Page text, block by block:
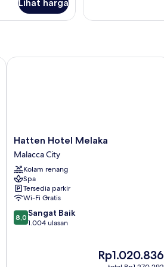
Lihat harga
Bebas
Asap
Suite
tidur,
Hatten
Hotel
Melaka
Malacca
City
Hatten Hotel Melaka
Malacca City
Kolam renang
Spa
Tersedia parkir
Wi-Fi Gratis
8.0
dari
8,0 Sangat Baik
1.004 ulasan
Harga
sekarang
Rp1.020.836
Hatten Hotel Melaka